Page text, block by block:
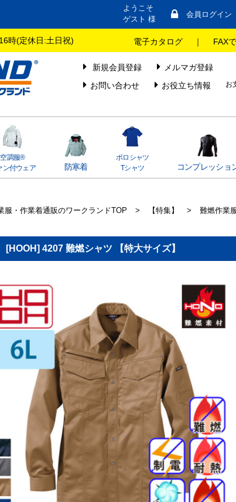
ようこそ
ゲスト 様
会員ログイン
時(定休日:土日祝) 電子カタログ ｜ FAX
新規会員登録
メルマガ登録
お問い合わせ
お役立ち情報 お
空調服®
ン付ウェア
防寒着
ポロシャツ
Tシャツ
コンプレッショ
服・作業着通販のワークランドTOP > 【特集】 > 難燃作業
[HOOH] 4207 難燃シャツ 【特大サイズ】